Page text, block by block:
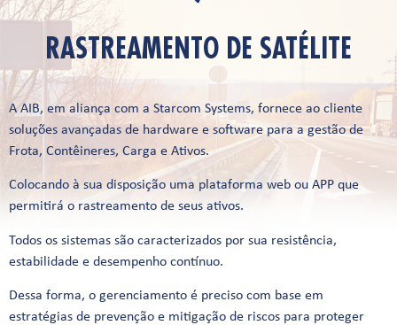
RASTREAMENTO DE SATÉLITE
A AIB, em aliança com a Starcom Systems, fornece ao cliente
soluções avançadas de hardware e software para a gestão de
Frota, Contêineres, Carga e Ativos.
Colocando à sua disposição uma plataforma web ou APP que
permitirá o rastreamento de seus ativos.
Todos os sistemas são caracterizados por sua resistência,
estabilidade e desempenho contínuo.
Dessa forma, o gerenciamento é preciso com base em
estratégias de prevenção e mitigação de riscos para proteger